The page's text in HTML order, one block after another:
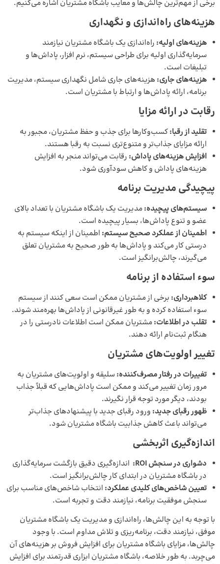
برخی از مهم‌ترین چالش‌ها و معایب باشگاه مشتریان اشاره می‌کنیم.
هزینه‌های راه‌اندازی و نگهداری
هزینه‌های اولیه: راه‌اندازی یک باشگاه مشتریان نیازمند
سرمایه‌گذاری اولیه برای طراحی سیستم، نرم افزار، پاداش‌ها و
تبلیغات است.
هزینه‌های جاری:هزینه‌های جاری شامل نگهداری سیستم، مدیریت
برنامه، ارائه پاداش‌ها و ارتباط با مشتریان است.
رقابت در ارائه مزایا
تقلید از رقبا:کسب‌وکارها برای جذب و حفظ مشتریان، مجبور به
ارائه مزایای جذاب‌تر و متنوع‌تری نسبت به رقبا هستند.
افزایش هزینه‌های پاداش: رقابت می‌تواند منجر به افزایش
هزینه‌های پاداش و کاهش سودآوری شود.
پیچیدگی مدیریت برنامه
سیستم‌های پیچیده:مدیریت یک باشگاه مشتریان با تعداد بالای
عضو و تنوع پاداش‌ها، بسیار پیچیده است.
اطمینان از عملکرد صحیح سیستم: اطمینان از اینکه سیستم به
درستی کار می‌کند و پاداش‌ها به طور صحیح به مشتریان تعلق
می‌گیرند، چالش‌برانگیز است.
سوء استفاده از برنامه
کلاهبرداری: برخی از مشتریان ممکن است سعی کنند از سیستم
سوء استفاده کرده و به طور غیرقانونی از پاداش‌ها بهره‌مند شوند.
تقلب در اطلاعات:مشتریان ممکن است اطلاعات نادرستی را در
هنگام ثبت‌نام ارائه دهند.
تغییر اولویت‌های مشتریان
تغییرات در رفتار مصرف‌کننده:سلیقه و اولویت‌های مشتریان به
مرور زمان تغییر می‌کند و ممکن است پاداش‌هایی که قبلاً جذاب
بودند، دیگر مورد توجه قرار نگیرند.
ظهور رقبای جدید: ورود رقبای جدید با پیشنهادهای جذاب‌تر
می‌تواند باعث کاهش جذابیت باشگاه مشتریان شود.
اندازه‌گیری اثربخشی
دشواری در سنجشROI
: اندازه‌گیری دقیق بازگشت سرمایه‌گذاری
در باشگاه مشتریان در ابتدای کار چالش‌برانگیز است.
تعیین شاخص‌های کلیدی عملکرد: انتخاب شاخص‌های مناسب برای
سنجش موفقیت برنامه، نیازمند دقت و تجربه است.
با توجه به این چالش‌ها، راه‌اندازی و مدیریت یک باشگاه مشتریان
موفق، نیازمند دقت، برنامه‌ریزی و تلاش مداوم است. با وجود
چالش‌ها، مزایای باشگاه مشتریان برای افزایش فروش بر هزینه‌های آن
می‌چربد. به طور خلاصه، باشگاه مشتریان ابزاری قدرتمند برای افزایش